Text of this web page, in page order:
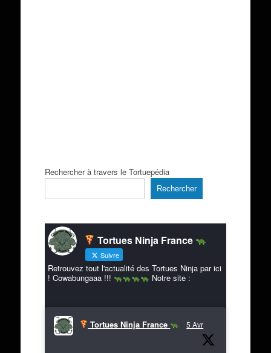
Rechercher à travers le Tortuepédia
Rechercher
Tortues Ninja France
Suivre
Retrouvez tout l'actualité des Tortues Ninja par ici
! Cowabungaaa !!!
Notre site :
Tortues Ninja France 5 Avr